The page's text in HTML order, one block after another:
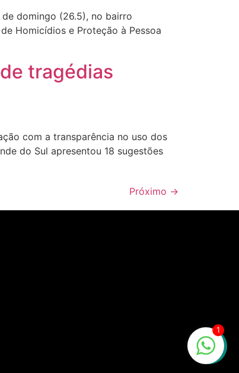
domingo (26.5), no bairro
Homicídios e Proteção à Pessoa
tragédias
com a transparência no uso dos
do Sul apresentou 18 sugestões
Próximo →
1